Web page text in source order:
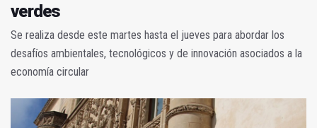
verdes
Se realiza desde este martes hasta el jueves para abordar los
desafíos ambientales, tecnológicos y de innovación asociados a la
economía circular